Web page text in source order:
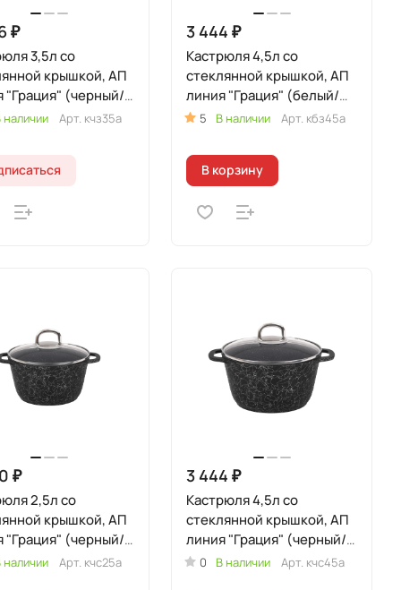
₽
3,5л со
крышкой, АП
"Грация" (черный/
наличии Арт. кчз35а
3 444 ₽
Кастрюля 4,5л со
стеклянной крышкой, АП
линия "Грация" (белый/
золото)
5 В наличии Арт. кбз45а
В корзину
₽
2,5л со
крышкой, АП
"Грация" (черный/
наличии Арт. кчс25а
3 444 ₽
Кастрюля 4,5л со
стеклянной крышкой, АП
линия "Грация" (черный/
серебро)
0 В наличии Арт. кчс45а